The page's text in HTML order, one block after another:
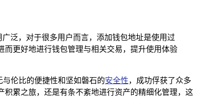
泛，对于很多用户而言，添加钱包地址是使用过
而更好地进行钱包管理与相关交易，提升使用体验
伦比的便捷性和坚如磐石的安全性，成功俘获了众多
累之旅，还是有条不紊地进行资产的精细化管理，这